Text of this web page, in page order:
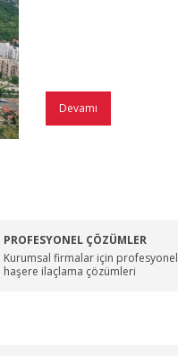
Devamı
PROFESYONEL ÇÖZÜMLER
Kurumsal firmalar için profesyonel
haşere ilaçlama çözümleri